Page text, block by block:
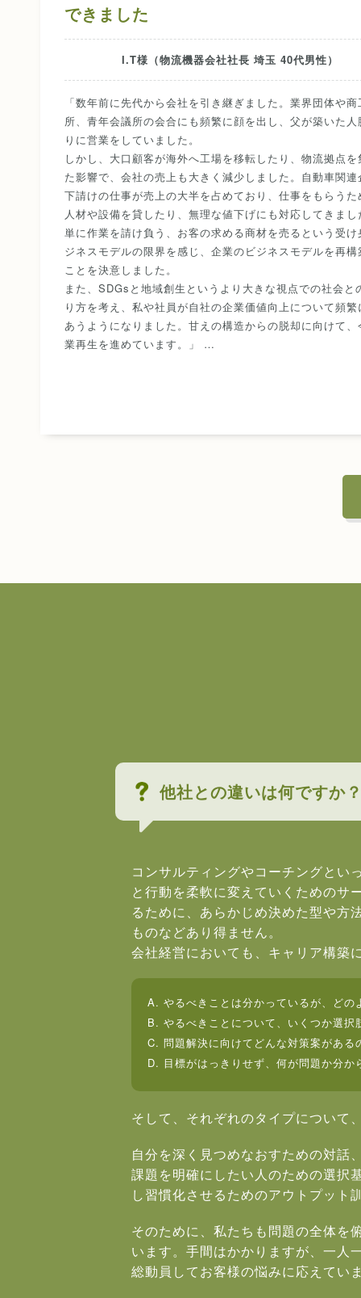
できました
I.T様（物流機器会社社長 埼玉 40代男性）
「数年前に先代から会社を引き継ぎました。業界団体や
所、青年会議所の会合にも頻繁に顔を出し、父が築いた人
りに営業をしていました。
しかし、大口顧客が海外へ工場を移転したり、物流拠点
た影響で、会社の売上も大きく減少しました。自動車関連
下請けの仕事が売上の大半を占めており、仕事をもらうた
人材や設備を貸したり、無理な値下げにも対応してきま
単に作業を請け負う、お客の求める商材を売るという受け
ジネスモデルの限界を感じ、企業のビジネスモデルを再構
ことを決意しました。
また、SDGsと地域創生というより大きな視点での社会と
り方を考え、私や社員が自社の企業価値向上について頻
あうようになりました。甘えの構造からの脱却に向けて、
業再生を進めています。」 …
他社との違いは何ですか
コンサルティングやコーチングとい
と行動を柔軟に変えていくためのサ
るために、あらかじめ決めた型や方
ものなどあり得ません。
会社経営においても、キャリア構築
A. やるべきことは分かっているが、どの
B. やるべきことについて、いくつか選択
C. 問題解決に向けてどんな対策案がある
D. 目標がはっきりせず、何が問題か分か
そして、それぞれのタイプについて
自分を深く見つめなおすための対話
課題を明確にしたい人のための選択
し習慣化させるためのアウトプット
そのために、私たちも問題の全体を
います。手間はかかりますが、一人
総動員してお客様の悩みに応えてい